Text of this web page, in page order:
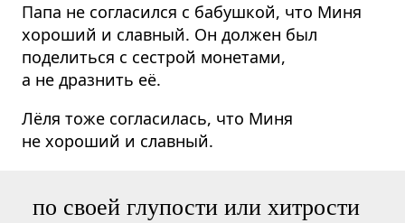
Папа не согласился с бабушкой, что Миня
хороший и славный. Он должен был
поделиться с сестрой монетами,
а не дразнить её.
Лёля тоже согласилась, что Миня
не хороший и славный.
по своей глупости или хитрости